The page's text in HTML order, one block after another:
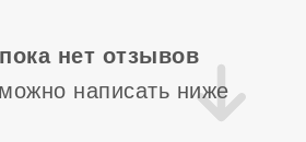
нет отзывов
написать ниже